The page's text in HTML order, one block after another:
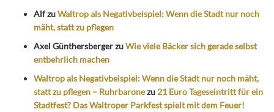
AlfzuWaltrop als Negativbeispiel: Wenn die Stadt nur noch
mäht, statt zu pflegen
Axel GünthersbergerzuWie viele Bäcker sich gerade selbst
entbehrlich machen
Waltrop als Negativbeispiel: Wenn die Stadt nur noch mäht,
statt zu pflegen – Ruhrbaronezu 21 Euro Tageseintritt für ein
Stadtfest? Das Waltroper Parkfest spielt mit dem Feuer!